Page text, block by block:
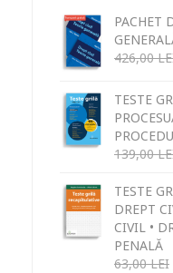
PACHET
426,00
TESTE
139,00
TESTE
DREPT
CIVIL •
PENALĂ
63,00LEI